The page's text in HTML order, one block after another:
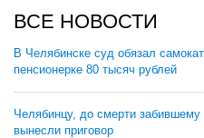
ВСЕ НОВОСТИ
В Челябинске суд обязал
пенсионерке 80 тысяч рублей
Челябинцу, до смерти забившему
вынесли приговор